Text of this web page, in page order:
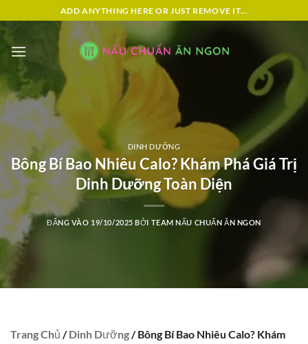
qua
nội
dung
ADD ANYTHING HERE OR JUST REMOVE IT...
DINH DƯỠNG
Bông Bí Bao Nhiêu Calo? Khám Phá Giá Trị
Dinh Dưỡng Toàn Diện
ĐĂNG VÀO 19/10/2025 BỞI TEAM NẤU CHUẨN ĂN NGON
Trang Chủ /Dinh Dưỡng/ Bông Bí Bao Nhiêu Calo? Khám